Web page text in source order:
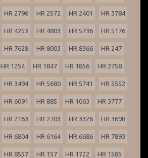
HR 2796 HR 2572 HR 2401 HR 3784
HR 4253 HR 4803 HR 5736 HR 5176
HR 7628 HR 8003 HR 8366 HR 247
HR 1254 HR 1847 HR 1856 HR 2758
HR 3494 HR 5680 HR 5741 HR 5552
HR 6091 HR 885 HR 1063 HR 3777
HR 2163 HR 2703 HR 3326 HR 3698
HR 6804 HR 6164 HR 6686 HR 7893
HR 8557 HR 157 HR 1722 HR 1585